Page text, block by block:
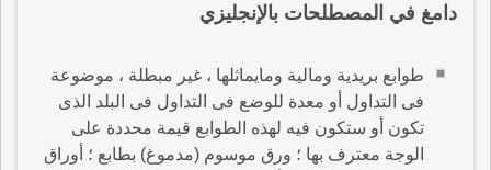
دامغ في المصطلحات بالإنجليزي
طوابع بريدية ومالية ومايماثلها ، غير مبطلة ، موضوعة
فى التداول أو معدة للوضع فى التداول فى البلد الذى
تكون أو ستكون فيه لهذه الطوابع قيمة محددة على
الوجة معترف بها ؛ ورق موسوم (مدموغ) بطابع ؛ أوراق